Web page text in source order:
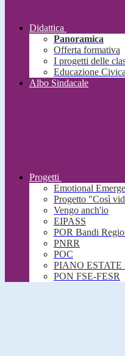
Didattica
Panoramica
Offerta formativa
I progetti delle
Educazione Civica
Albo Sindacale
Progetti
Emotional
Progetto "Così
Vengo anch'io
EIPASS
POR Bandi
PNRR
POC
PIANO ESTATE
PON FSE-FESR